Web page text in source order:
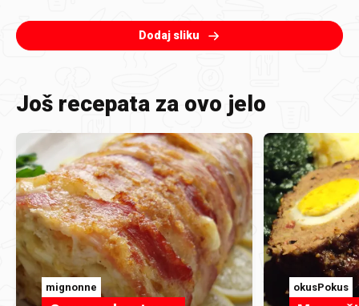
Dodaj sliku
Još recepata za ovo jelo
mignonne okusPokus